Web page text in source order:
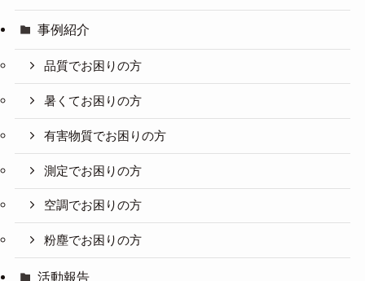
事例紹介
品質でお困りの方
暑くてお困りの方
有害物質でお困りの方
測定でお困りの方
空調でお困りの方
粉塵でお困りの方
活動報告